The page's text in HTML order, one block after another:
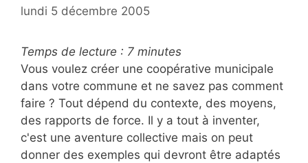
lundi 5 décembre 2005
Temps de lecture : 7 minutes
Vous voulez créer une coopérative municipale
dans votre commune et ne savez pas comment
faire ? Tout dépend du contexte, des moyens,
des rapports de force. Il y a tout à inventer,
c'est une aventure collective mais on peut
donner des exemples qui devront être adaptés